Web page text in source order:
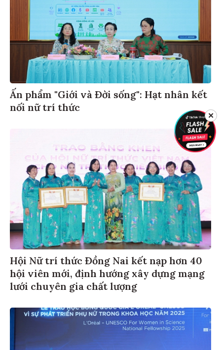
Ấn phẩm "Giới và Đời sống": Hạt nhân kết
nối nữ trí thức
Hội Nữ trí thức Đồng Nai kết nạp hơn 40
hội viên mới, định hướng xây dựng mạng
lưới chuyên gia chất lượng
✕